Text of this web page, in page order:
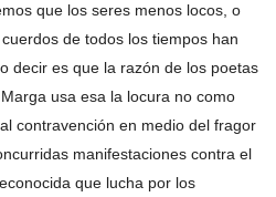
que los seres menos locos, o
de todos los tiempos han
decir es que la razón de los poetas
usa esa la locura no como
contravención en medio del fragor
manifestaciones contra el
que lucha por los